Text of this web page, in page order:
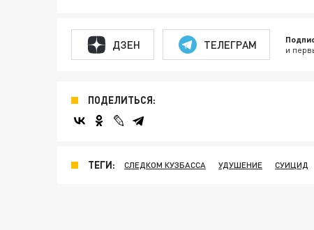
ДЗЕН ТЕЛЕГРАМ и
ПОДЕЛИТЬСЯ:
ТЕГИ: СЛЕДКОМ КУЗБАССА УДУШЕНИЕ СУИЦИД